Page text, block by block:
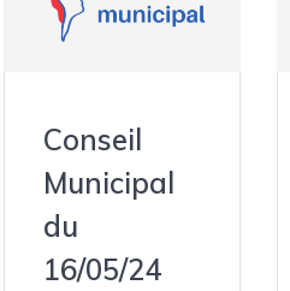
Conseil
Municipal
du
16/05/24